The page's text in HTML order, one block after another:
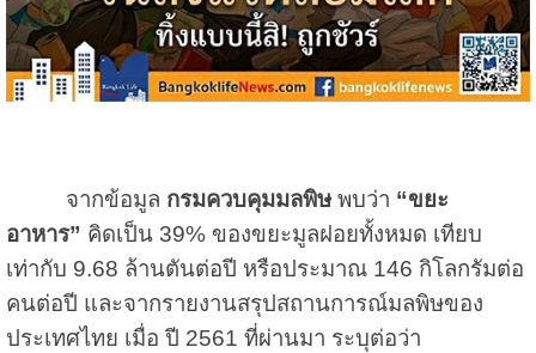
จากข้อมูล กรมควบคุมมลพิษพบว่า “ขยะ
อาหาร” คิดเป็น 39% ของขยะมูลฝอยทั้งหมด เทียบ
เท่ากับ 9.68 ล้านตันต่อปี หรือประมาณ 146 กิโลกรัมต่อ
คนต่อปี และจากรายงานสรุปสถานการณ์มลพิษของ
ประเทศไทย เมื่อ ปี 2561 ที่ผ่านมา ระบุต่อว่า